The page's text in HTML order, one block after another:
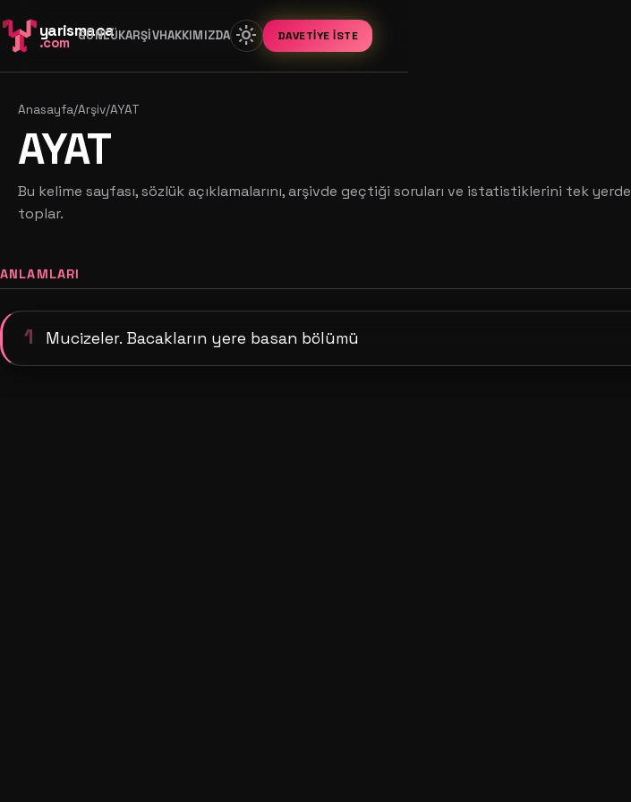
yarismaca
.com GÜNLÜKARŞIVHAKKIMIZDA light_mode DAVETIYE İSTE
Anasayfa/Arşiv/AYAT
AYAT
Bu kelime sayfası, sözlük açıklamalarını, arşivde geçtiği soruları ve istatistiklerini tek yerde
toplar.
ANLAMLARI
1 Mucizeler. Bacakların yere basan bölümü